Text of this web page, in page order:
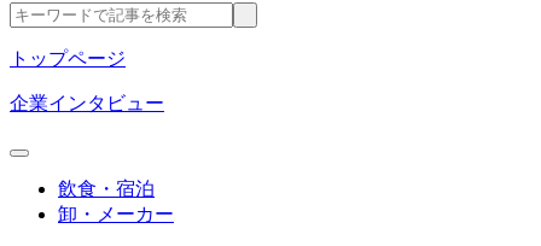
トップページ
企業インタビュー
飲食・宿泊
卸・メーカー